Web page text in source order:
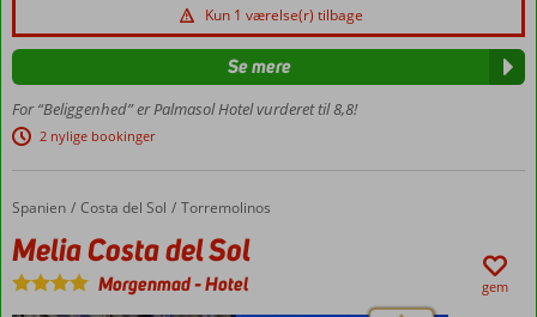
Gåafstand
stranden
Lyst og
moderne
Værelser
plads til
4
Kun 1 værelse(r) tilbage
For “Beliggenhed” er Palmasol Hotel vurderet til 8,8!
2 nylige bookinger
Se mere
Forside
Spanien Costa del Sol Torremolinos
Melia Costa del Sol
Melia Costa del Sol
Morgenmad-Hotel gem